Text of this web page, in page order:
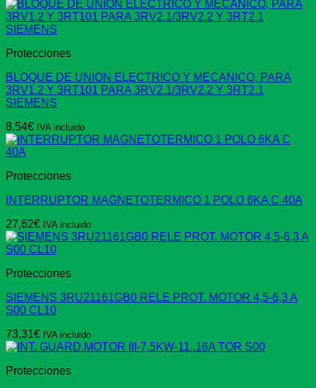
Protecciones
BLOQUE DE UNION ELECTRICO Y MECANICO, PARA
3RV1.2 Y 3RT101 PARA 3RV2.1/3RV2.2 Y 3RT2.1
SIEMENS
8,54€ IVA incluido
Protecciones
INTERRUPTOR MAGNETOTERMICO 1 POLO 6KA C 40A
27,62€ IVA incluido
Protecciones
SIEMENS 3RU21161GB0 RELE PROT. MOTOR 4,5-6,3 A
S00 CL10
73,31€ IVA incluido
Protecciones